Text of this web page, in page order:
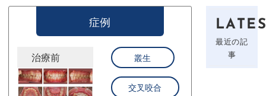
症例
治療前 叢生
交叉咬合
最近の記
事